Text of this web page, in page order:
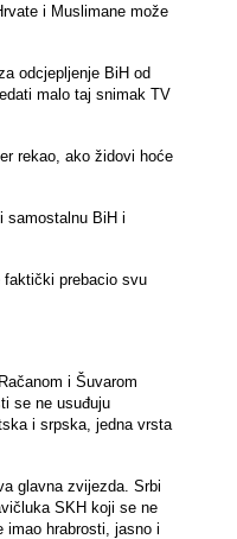
i Muslimane može
odcjepljenje BiH od
malo taj snimak TV
rekao, ako židovi hoće
samostalnu BiH i
faktički prebacio svu
i Šuvarom
se ne usuđuju
i srpska, jedna vrsta
glavna zvijezda. Srbi
SKH koji se ne
imao hrabrosti, jasno i